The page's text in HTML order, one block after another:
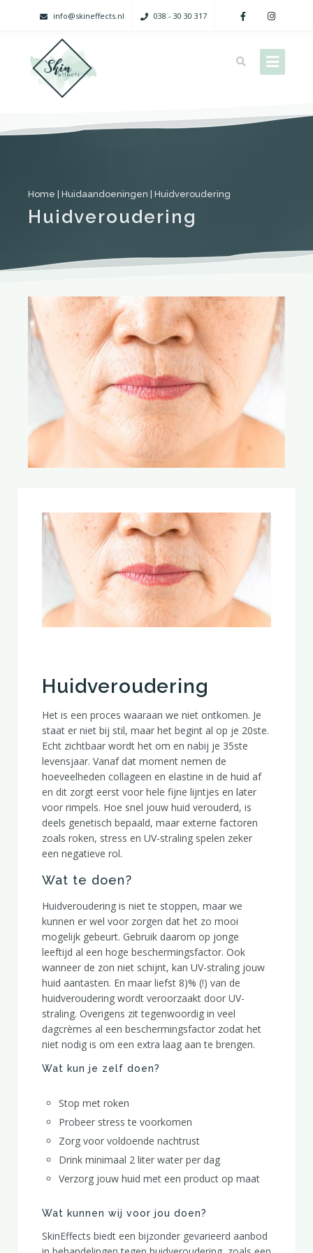
info@skineffects.nl 038 - 30 30 317
Home Huidaandoeningen Huidveroudering
Huidveroudering
Huidveroudering
Het is een proces waaraan we niet ontkomen. Je
staat er niet bij stil, maar het begint al op je 20ste.
Echt zichtbaar wordt het om en nabij je 35ste
levensjaar. Vanaf dat moment nemen de
hoeveelheden collageen en elastine in de huid af
en dit zorgt eerst voor hele fijne lijntjes en later
voor rimpels. Hoe snel jouw huid verouderd, is
deels genetisch bepaald, maar externe factoren
zoals roken, stress en UV-straling spelen zeker
een negatieve rol.
Wat te doen?
Huidveroudering is niet te stoppen, maar we
kunnen er wel voor zorgen dat het zo mooi
mogelijk gebeurt. Gebruik daarom op jonge
leeftijd al een hoge beschermingsfactor. Ook
wanneer de zon niet schijnt, kan UV-straling jouw
huid aantasten. En maar liefst 8)% (!) van de
huidveroudering wordt veroorzaakt door UV-
straling. Overigens zit tegenwoordig in veel
dagcrèmes al een beschermingsfactor zodat het
niet nodig is om een extra laag aan te brengen.
Wat kun je zelf doen?
Stop met roken
Probeer stress te voorkomen
Zorg voor voldoende nachtrust
Drink minimaal 2 liter water per dag
Verzorg jouw huid met een product op maat
Wat kunnen wij voor jou doen?
SkinEffects biedt een bijzonder gevarieerd aanbod